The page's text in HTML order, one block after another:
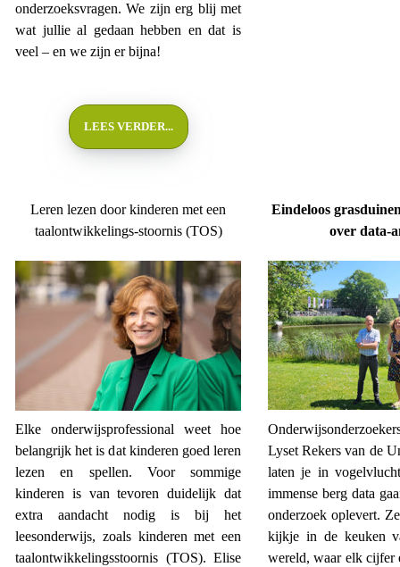
onderzoeksvragen. We zijn erg blij met
wat jullie al gedaan hebben en dat is
veel – en we zijn er bijna!
LEES VERDER...
Leren lezen door kinderen met een
taalontwikkelings-stoornis (TOS)
Eindeloos
over data-
Elke onderwijsprofessional weet hoe
belangrijk het is dat kinderen goed leren
lezen en spellen. Voor sommige
kinderen is van tevoren duidelijk dat
extra aandacht nodig is bij het
leesonderwijs, zoals kinderen met een
taalontwikkelingsstoornis (TOS). Elise
Lyset Rekers van de
laten je in
immense berg data
onderzoek oplevert.
kijkje in de keuken
wereld, waar elk cijfer